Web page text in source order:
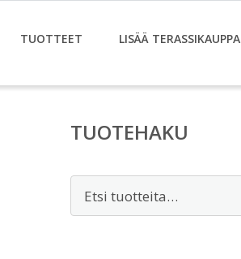
TUOTTEET LISÄÄ TERASSIKAUPPA
TUOTEHAKU